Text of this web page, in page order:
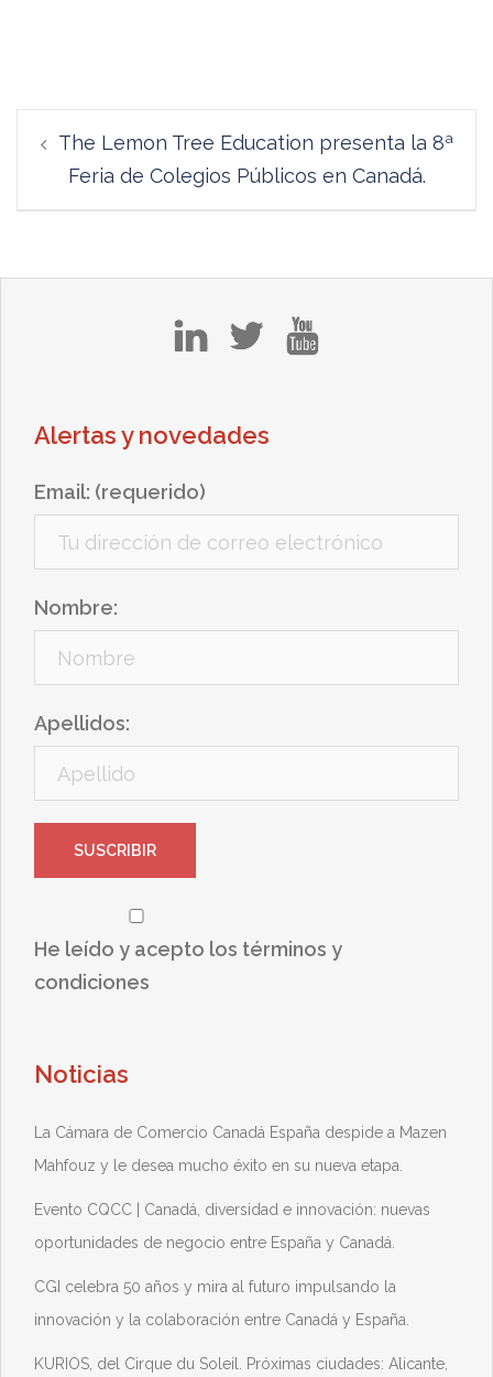
de
entradas
The Lemon Tree Education presenta la 8ª
Feria de Colegios Públicos en Canadá.
Alertas y novedades
Email: (requerido)
Nombre:
Apellidos:
He leído y acepto los términos y
condiciones
Noticias
La Cámara de Comercio Canadá España despide a Mazen
Mahfouz y le desea mucho éxito en su nueva etapa.
Evento CQCC | Canadá, diversidad e innovación: nuevas
oportunidades de negocio entre España y Canadá.
CGI celebra 50 años y mira al futuro impulsando la
innovación y la colaboración entre Canadá y España.
KURIOS, del Cirque du Soleil. Próximas ciudades: Alicante,